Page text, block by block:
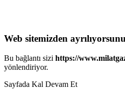
Web sitemizden
Bu bağlantı sizi https://
yönlendiriyor.
Sayfada Kal Devam Et